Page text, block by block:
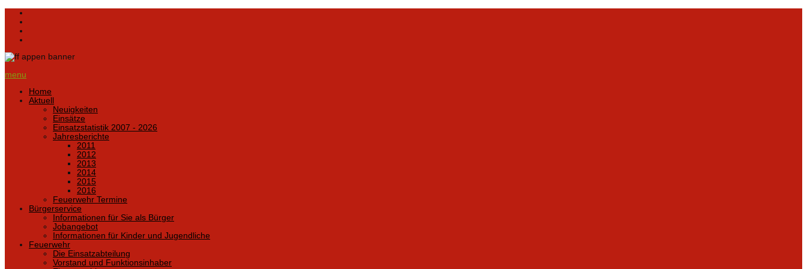
menu
Home
Aktuell
Neuigkeiten
Einsätze
Einsatzstatistik 2007 - 2026
Jahresberichte
2011
2012
2013
2014
2015
2016
Feuerwehr Termine
Bürgerservice
Informationen für Sie als Bürger
Jobangebot
Informationen für Kinder und Jugendliche
Feuerwehr
Die Einsatzabteilung
Vorstand und Funktionsinhaber